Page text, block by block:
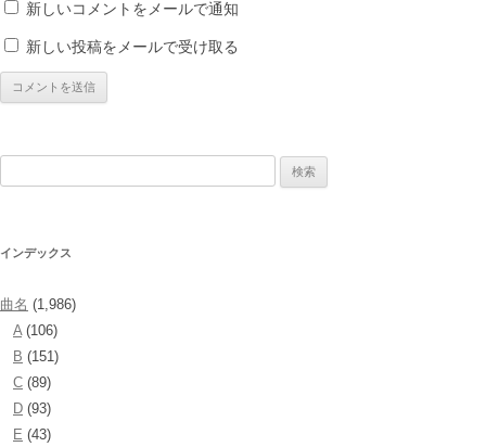
新しいコメントをメールで通知
新しい投稿をメールで受け取る
インデックス
曲名 (1,986)
A (106)
B (151)
C (89)
D (93)
E (43)